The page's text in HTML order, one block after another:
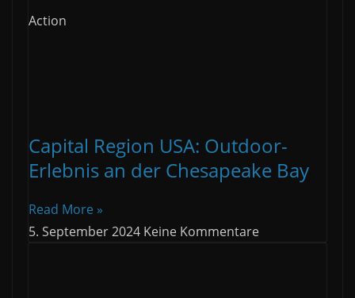
Action
Capital Region USA: Outdoor-
Erlebnis an der Chesapeake Bay
Read More »
5. September 2024 Keine Kommentare